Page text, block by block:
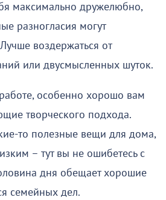
максимально дружелюбно,
разногласия могут
воздержаться от
или двусмысленных шуток.
особенно хорошо вам
творческого подхода.
то полезные вещи для дома,
– тут вы не ошибетесь с
дня обещает хорошие
семейных дел.